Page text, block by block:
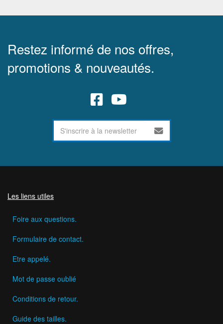
Restez informé de nos offres,
promotions & nouveautés.
Les liens utiles
Foire aux questions.
Formulaire de contact.
Etre appelé.
Mot de passe oublié
Conditions de retour.
Guide des tailles.